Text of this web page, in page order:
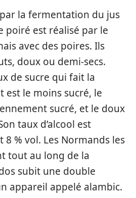
la fermentation du jus
poiré est réalisé par le
avec des poires. Ils
doux ou demi-secs.
de sucre qui fait la
est le moins sucré, le
sucré, et le doux
taux d’alcool est
% vol. Les Normands les
tout au long de la
subit une double
appareil appelé alambic.